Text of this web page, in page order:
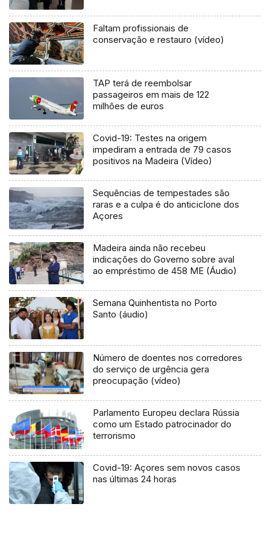
Faltam profissionais de
conservação e restauro (vídeo)
TAP terá de reembolsar
passageiros em mais de 122
milhões de euros
Covid-19: Testes na origem
impediram a entrada de 79 casos
positivos na Madeira (Vídeo)
Sequências de tempestades são
raras e a culpa é do anticiclone dos
Açores
Madeira ainda não recebeu
indicações do Governo sobre aval
ao empréstimo de 458 ME (Áudio)
Semana Quinhentista no Porto
Santo (áudio)
Número de doentes nos corredores
do serviço de urgência gera
preocupação (vídeo)
Parlamento Europeu declara Rússia
como um Estado patrocinador do
terrorismo
Covid-19: Açores sem novos casos
nas últimas 24 horas